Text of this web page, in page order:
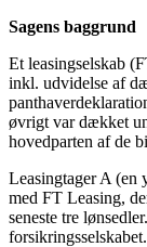
Sagens baggrund
Et leasingselskab
inkl. udvidelse af
øvrigt var dækket
hovedparten af de
Leasingtager A (en
med FT Leasing,
seneste tre
forsikringsselskabet.